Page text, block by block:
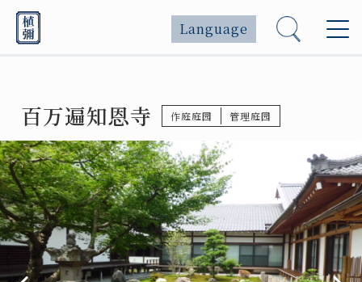
Language
百万遍知恩寺 作庭庭园 管理庭园